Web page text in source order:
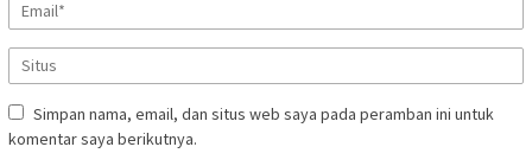
Simpan nama, email, dan situs web saya pada peramban ini untuk
komentar saya berikutnya.